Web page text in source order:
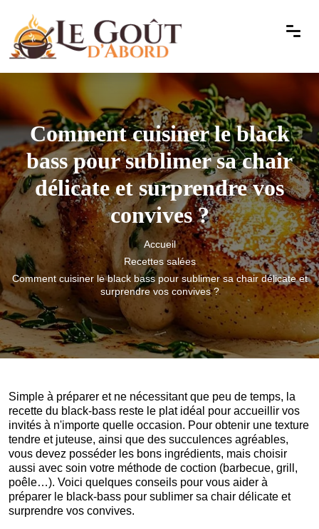
Comment cuisiner le black
bass pour sublimer sa chair
délicate et surprendre vos
convives ?
Accueil
Recettes salées
Comment cuisiner le black bass pour sublimer sa chair délicate et
surprendre vos convives ?
Simple à préparer et ne nécessitant que peu de temps, la
recette du black-bass reste le plat idéal pour accueillir vos
invités à n'importe quelle occasion. Pour obtenir une texture
tendre et juteuse, ainsi que des succulences agréables,
vous devez posséder les bons ingrédients, mais choisir
aussi avec soin votre méthode de coction (barbecue, grill,
poêle…). Voici quelques conseils pour vous aider à
préparer le black-bass pour sublimer sa chair délicate et
surprendre vos convives.